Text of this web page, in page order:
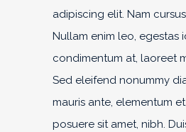
adipiscing elit. Nam
Nullam enim leo, egestas
condimentum at, laoreet
Sed eleifend nonummy
mauris ante, elementum
posuere sit amet, nibh.